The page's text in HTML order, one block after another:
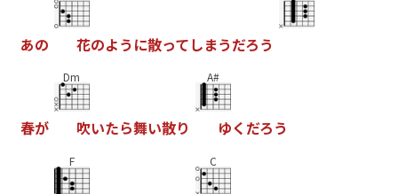
あの 花のよう に散ってしまうだろう
春が
Dm
吹いたら舞い散り
A#
ゆく だろう
F C